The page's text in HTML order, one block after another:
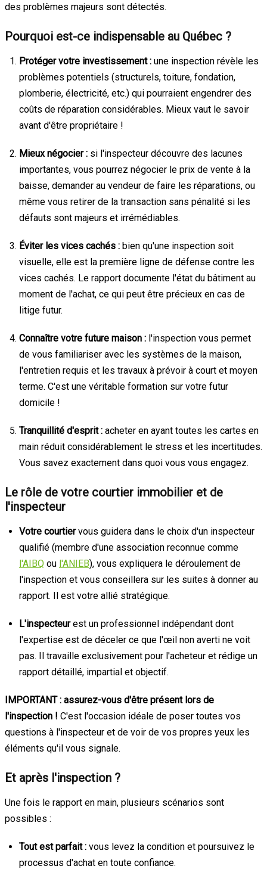
des problèmes majeurs sont détectés.
Pourquoi est-ce indispensable au Québec ?
Protéger votre investissement : une inspection révèle les
problèmes potentiels (structurels, toiture, fondation,
plomberie, électricité, etc.) qui pourraient engendrer des
coûts de réparation considérables. Mieux vaut le savoir
avant d'être propriétaire !
Mieux négocier : si l'inspecteur découvre des lacunes
importantes, vous pourrez négocier le prix de vente à la
baisse, demander au vendeur de faire les réparations, ou
même vous retirer de la transaction sans pénalité si les
défauts sont majeurs et irrémédiables.
Éviter les vices cachés : bien qu'une inspection soit
visuelle, elle est la première ligne de défense contre les
vices cachés. Le rapport documente l'état du bâtiment au
moment de l'achat, ce qui peut être précieux en cas de
litige futur.
Connaître votre future maison : l'inspection vous permet
de vous familiariser avec les systèmes de la maison,
l'entretien requis et les travaux à prévoir à court et moyen
terme. C'est une véritable formation sur votre futur
domicile !
Tranquillité d'esprit : acheter en ayant toutes les cartes en
main réduit considérablement le stress et les incertitudes.
Vous savez exactement dans quoi vous vous engagez.
Le rôle de votre courtier immobilier et de
l'inspecteur
Votre courtiervous guidera dans le choix d'un inspecteur
qualifié (membre d'une association reconnue comme
l'AIBQ ou l'ANIEB), vous expliquera le déroulement de
l'inspection et vous conseillera sur les suites à donner au
rapport. Il est votre allié stratégique.
L'inspecteurest un professionnel indépendant dont
l'expertise est de déceler ce que l'œil non averti ne voit
pas. Il travaille exclusivement pour l'acheteur et rédige un
rapport détaillé, impartial et objectif.
IMPORTANT : assurez-vous d'être présent lors de
l'inspection ! C'est l'occasion idéale de poser toutes vos
questions à l'inspecteur et de voir de vos propres yeux les
éléments qu'il vous signale.
Et après l'inspection ?
Une fois le rapport en main, plusieurs scénarios sont
possibles :
Tout est parfait : vous levez la condition et poursuivez le
processus d'achat en toute confiance.